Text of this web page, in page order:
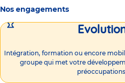
Nos engagements
Intégration, formation ou encore
groupe qui met votre